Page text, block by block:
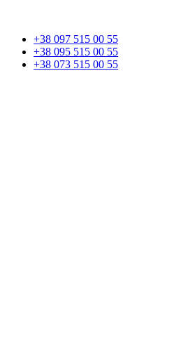
+38 097 515 00 55
+38 095 515 00 55
+38 073 515 00 55